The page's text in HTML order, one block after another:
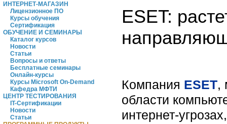
ИНТЕРНЕТ-МАГАЗИН
Лицензионное ПО
Курсы обучения
Сертификация
ОБУЧЕНИЕ И СЕМИНАРЫ
Каталог курсов
Новости
Статьи
Вопросы и ответы
Бесплатные семинары
Онлайн-курсы
Курсы Microsoft On-Demand
Кафедра МФТИ
ЦЕНТР ТЕСТИРОВАНИЯ
IT-Сертификации
Новости
Статьи
ESET:
Компания ESET,
области
интернет-